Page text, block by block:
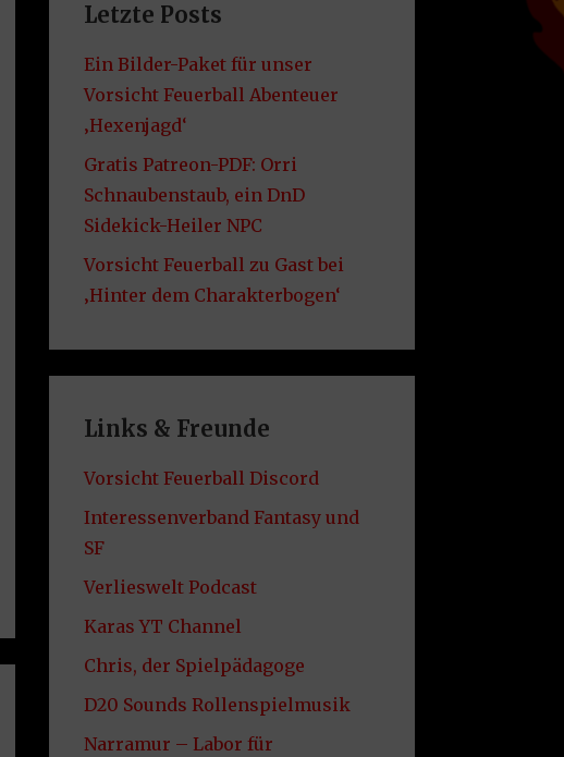
Letzte Posts
Ein Bilder-Paket für unser
Vorsicht Feuerball Abenteuer
‚Hexenjagd‘
Gratis Patreon-PDF: Orri
Schnaubenstaub, ein DnD
Sidekick-Heiler NPC
Vorsicht Feuerball zu Gast bei
‚Hinter dem Charakterbogen‘
Links & Freunde
Vorsicht Feuerball Discord
Interessenverband Fantasy und
SF
Verlieswelt Podcast
Karas YT Channel
Chris, der Spielpädagoge
D20 Sounds Rollenspielmusik
Narramur – Labor für